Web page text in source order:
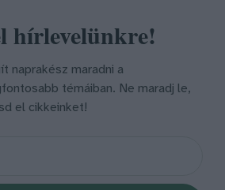
hírlevelünkre!
naprakész maradni a
témáiban. Ne maradj le,
el cikkeinket!